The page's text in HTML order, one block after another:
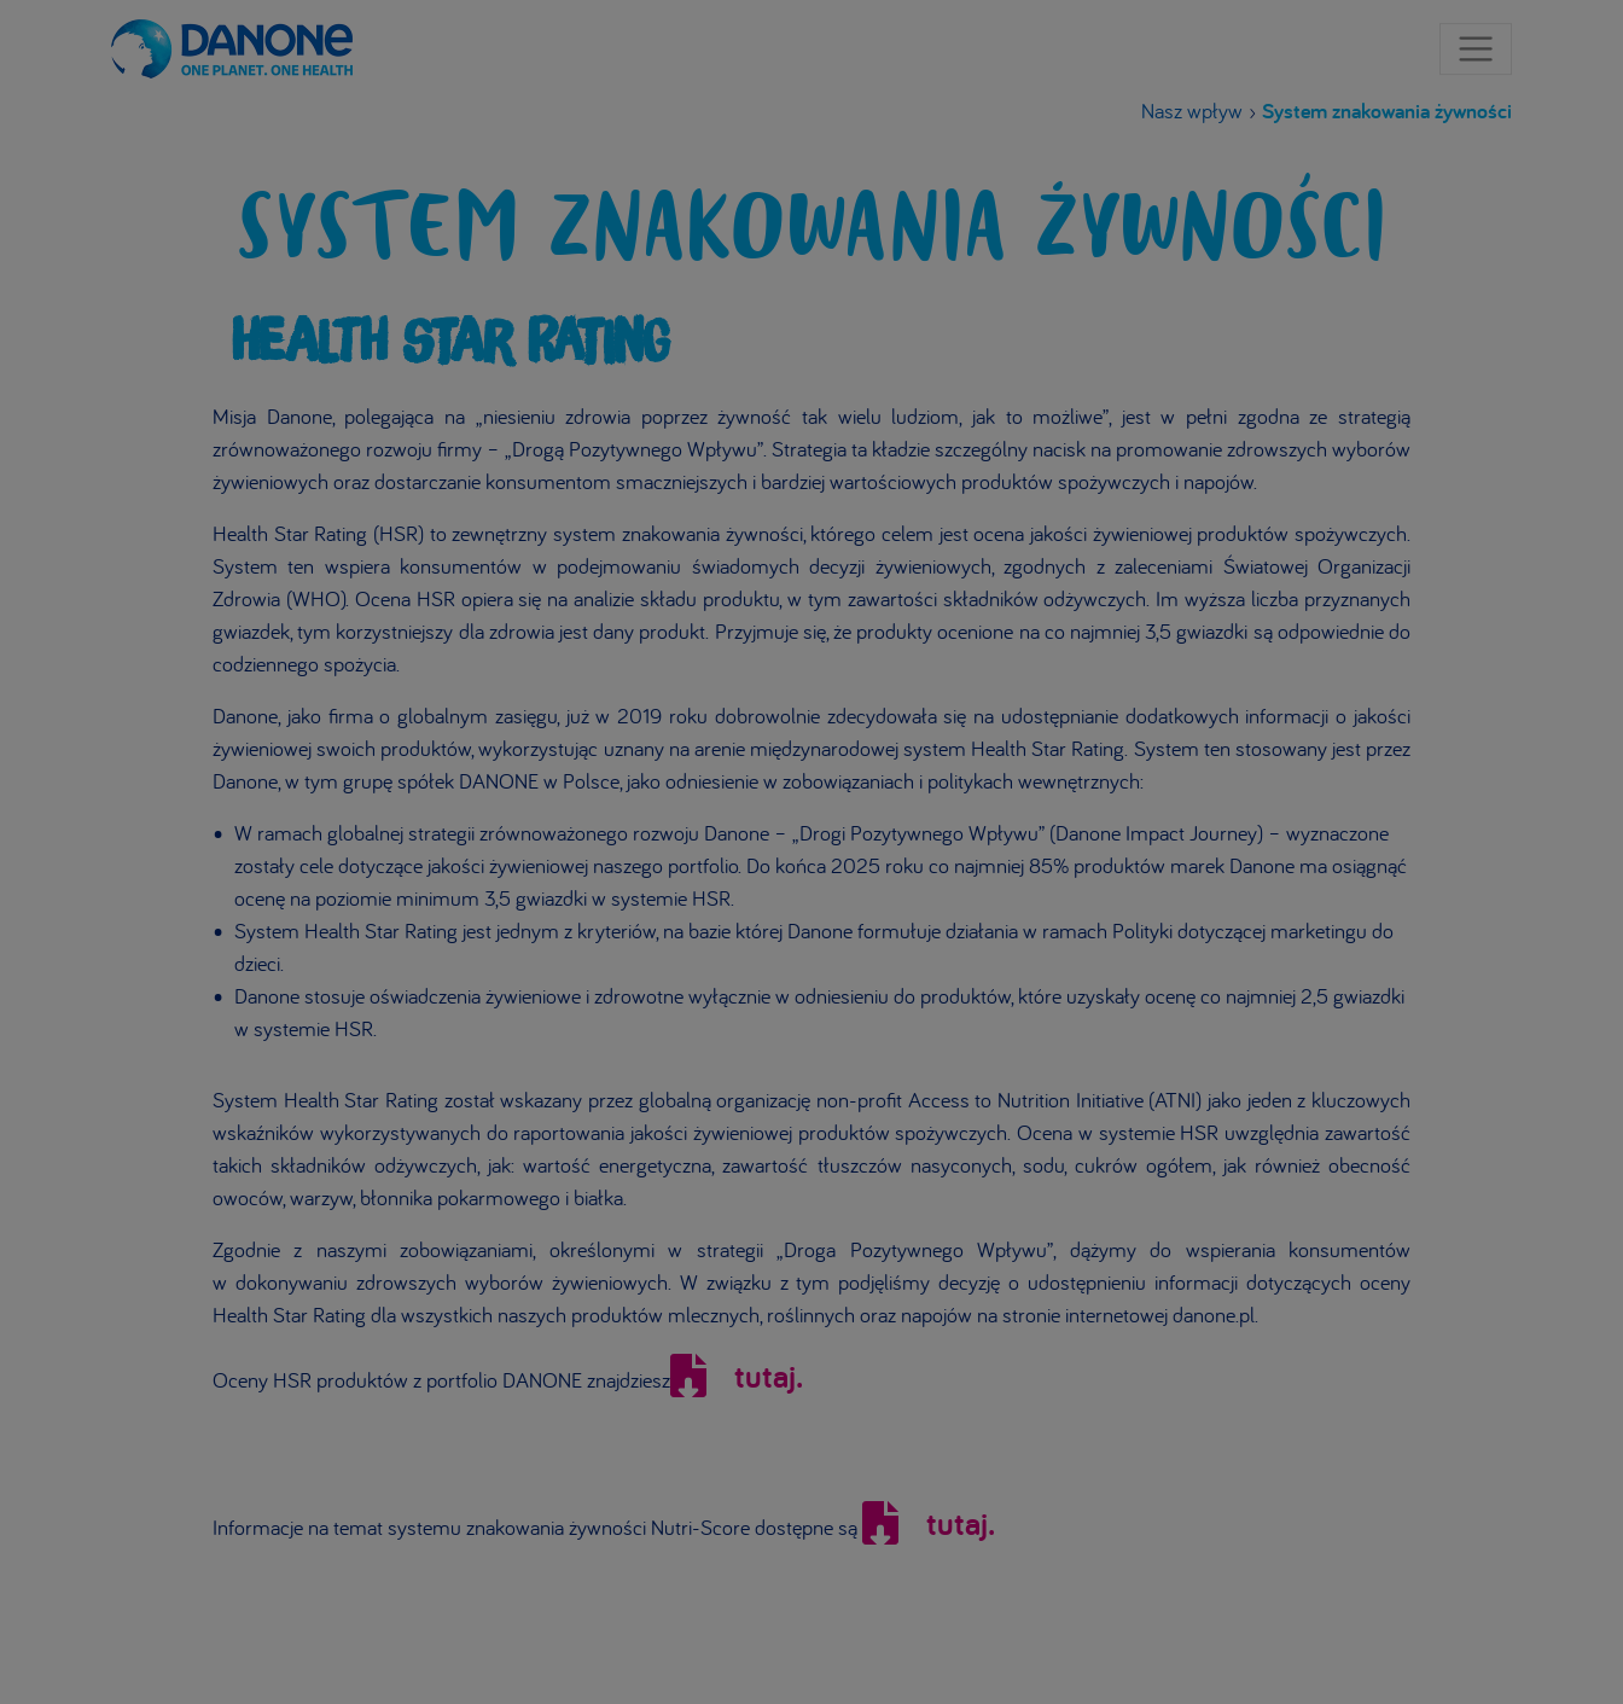
Nasz wpływ › System znakowania żywności
SYSTEM ZNAKOWANIA ŻYWNOŚCI
HEALTH STAR RATING
Misja Danone, polegająca na „niesieniu zdrowia poprzez żywność tak wielu ludziom, jak to możliwe”, jest w pełni zgodna ze strategią
zrównoważonego rozwoju firmy – „Drogą Pozytywnego Wpływu”. Strategia ta kładzie szczególny nacisk na promowanie zdrowszych wyborów
żywieniowych oraz dostarczanie konsumentom smaczniejszych i bardziej wartościowych produktów spożywczych i napojów.
Health Star Rating (HSR) to zewnętrzny system znakowania żywności, którego celem jest ocena jakości żywieniowej produktów spożywczych.
System ten wspiera konsumentów w podejmowaniu świadomych decyzji żywieniowych, zgodnych z zaleceniami Światowej Organizacji
Zdrowia (WHO). Ocena HSR opiera się na analizie składu produktu, w tym zawartości składników odżywczych. Im wyższa liczba przyznanych
gwiazdek, tym korzystniejszy dla zdrowia jest dany produkt. Przyjmuje się, że produkty ocenione na co najmniej 3,5 gwiazdki są odpowiednie do
codziennego spożycia.
Danone, jako firma o globalnym zasięgu, już w 2019 roku dobrowolnie zdecydowała się na udostępnianie dodatkowych informacji o jakości
żywieniowej swoich produktów, wykorzystując uznany na arenie międzynarodowej system Health Star Rating. System ten stosowany jest przez
Danone, w tym grupę spółek DANONE w Polsce, jako odniesienie w zobowiązaniach i politykach wewnętrznych:
W ramach globalnej strategii zrównoważonego rozwoju Danone – „Drogi Pozytywnego Wpływu” (Danone Impact Journey) – wyznaczone
zostały cele dotyczące jakości żywieniowej naszego portfolio. Do końca 2025 roku co najmniej 85% produktów marek Danone ma osiągnąć
ocenę na poziomie minimum 3,5 gwiazdki w systemie HSR.
System Health Star Rating jest jednym z kryteriów, na bazie której Danone formułuje działania w ramach Polityki dotyczącej marketingu do
dzieci.
Danone stosuje oświadczenia żywieniowe i zdrowotne wyłącznie w odniesieniu do produktów, które uzyskały ocenę co najmniej 2,5 gwiazdki
w systemie HSR.
System Health Star Rating został wskazany przez globalną organizację non-profit Access to Nutrition Initiative (ATNI) jako jeden z kluczowych
wskaźników wykorzystywanych do raportowania jakości żywieniowej produktów spożywczych. Ocena w systemie HSR uwzględnia zawartość
takich składników odżywczych, jak: wartość energetyczna, zawartość tłuszczów nasyconych, sodu, cukrów ogółem, jak również obecność
owoców, warzyw, błonnika pokarmowego i białka.
Zgodnie z naszymi zobowiązaniami, określonymi w strategii „Droga Pozytywnego Wpływu”, dążymy do wspierania konsumentów
w dokonywaniu zdrowszych wyborów żywieniowych. W związku z tym podjęliśmy decyzję o udostępnieniu informacji dotyczących oceny
Health Star Rating dla wszystkich naszych produktów mlecznych, roślinnych oraz napojów na stronie internetowej danone.pl.
Oceny HSR produktów z portfolio DANONE znajdziesz tutaj.
Informacje na temat systemu znakowania żywności Nutri-Score dostępne są tutaj.